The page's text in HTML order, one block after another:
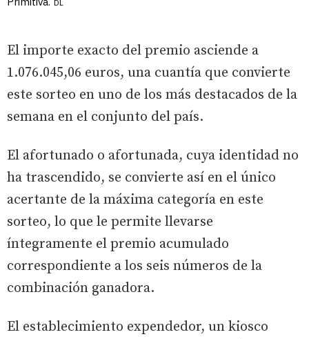
DL
El importe exacto del premio asciende a
1.076.045,06 euros, una cuantía que convierte
este sorteo en uno de los más destacados de la
semana en el conjunto del país.
El afortunado o afortunada, cuya identidad no
ha trascendido, se convierte así en el único
acertante de la máxima categoría en este
sorteo, lo que le permite llevarse
íntegramente el premio acumulado
correspondiente a los seis números de la
combinación ganadora.
El establecimiento expendedor, un kiosco